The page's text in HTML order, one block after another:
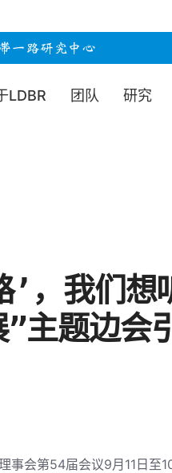
一路研究中心
LDBR 团队 研究
’，我们
主题边会
事会第54届会议9月11日至